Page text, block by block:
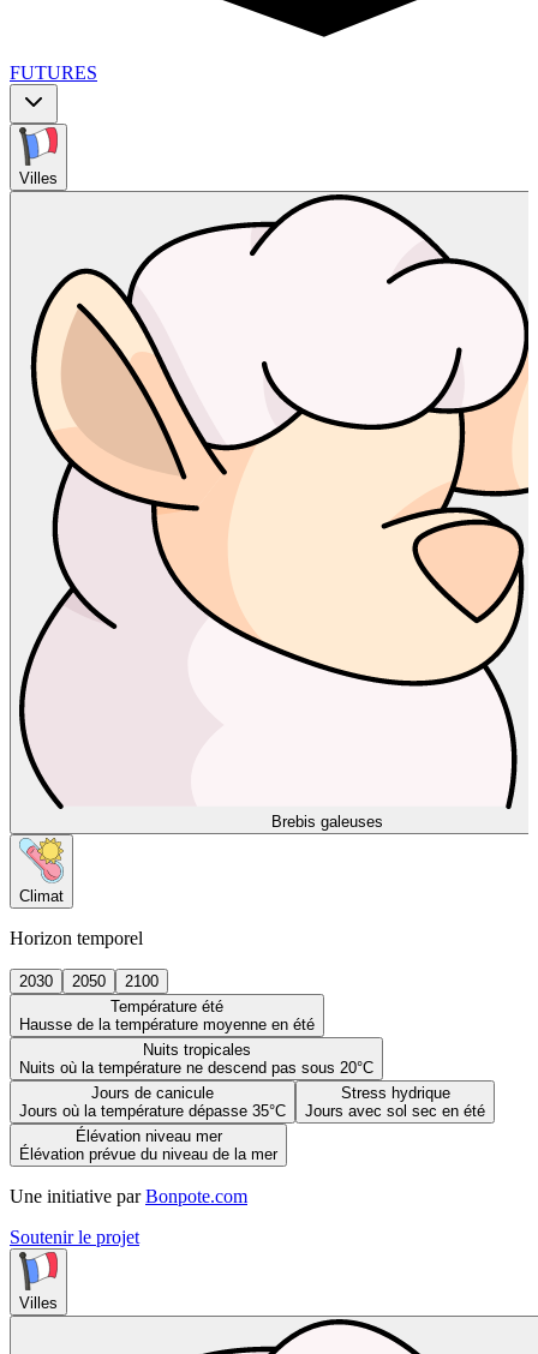
FUTURES
Villes
Brebis galeuses
Climat
Horizon temporel
2030 2050
2100
Température été
Hausse de la température moyenne en été
Nuits tropicales
Nuits où la température ne descend pas sous 20°C
Jours de canicule
Jours où la température dépasse 35°C
Stress hydrique
Jours avec sol sec en été
Élévation niveau mer
Élévation prévue du niveau de la mer
Une initiative par Bonpote.com
Soutenir le projet
Villes